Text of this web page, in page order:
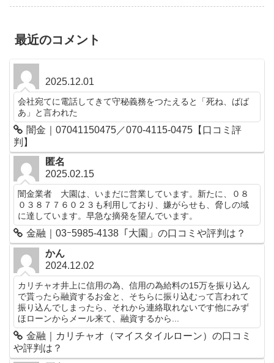
最近のコメント
2025.12.01
会社宛てに電話してきて守秘義務をつたえると「死ね、ばば
あ」と言われた
闇金｜07041150475／070-4115-0475【口コミ評
判】
匿名
2025.02.15
闇金業者 大園は、いまだに営業しています。新たに、０８
０３８７７６０２３も利用しており、嫌がらせも、脅しの域
に達しています。早急な摘発を望んでいます。
金融｜03ｰ5985-4138「大園」の口コミや評判は？
かん
2024.12.02
カリチャオ井上に信用の為、信用の為給料の15万を振り込ん
で貰ったら融資するお金と、そちらに振り込むって言われて
振り込んでしまったら、それから連絡取れないです他にみず
ほローンからメール来て、融資するから...
金融｜カリチャオ（マイスタイルローン）の口コミ
や評判は？